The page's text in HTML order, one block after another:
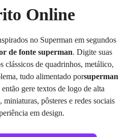
Online
no Superman em segundos
de fonte superman. Digite suas
clássicos de quadrinhos, metálico,
tudo alimentado porsuperman
gere textos de logo de alta
miniaturas, pôsteres e redes sociais
em design.